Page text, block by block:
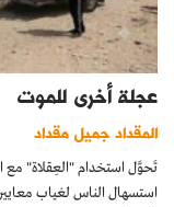
عجلة أخرى للموت
المقداد جميل مقداد
تَحوَّل استخدام "العِقلاة" مع
استسهال الناس لغياب